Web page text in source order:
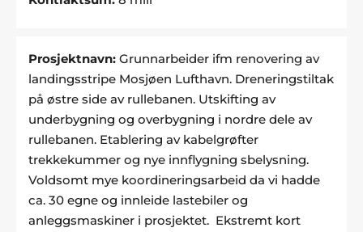
Prosjektnavn: Grunnarbeider ifm renovering av
landingsstripe Mosjøen Lufthavn. Dreneringstiltak
på østre side av rullebanen. Utskifting av
underbygning og overbygning i nordre dele av
rullebanen. Etablering av kabelgrøfter
trekkekummer og nye innflygning sbelysning.
Voldsomt mye koordineringsarbeid da vi hadde
ca. 30 egne og innleide lastebiler og
anleggsmaskiner i prosjektet. Ekstremt kort